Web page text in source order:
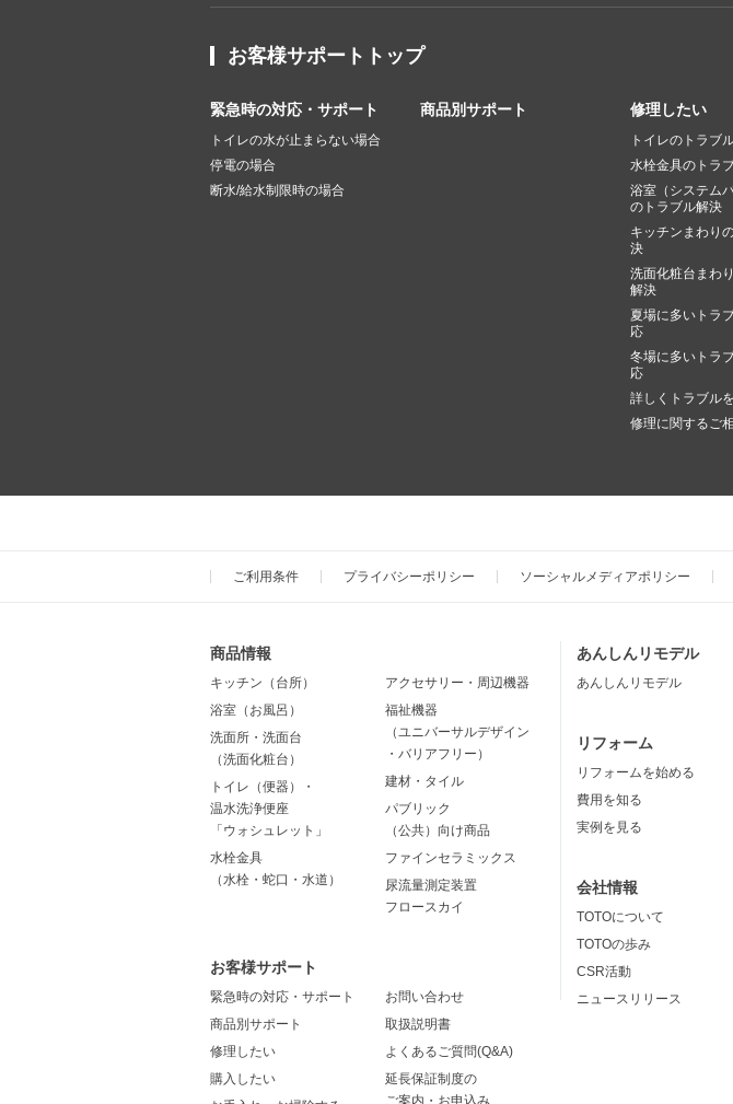
お客様サポートトップ
緊急時の対応・サポート
トイレの水が止まらない場合
停電の場合
断水/給水制限時の場合
商品別サポート 修理したい
トイレのトラブ
水栓金具のトラ
浴室（システム
のトラブル解決
キッチンまわり
決
洗面化粧台まわ
解決
夏場に多いトラ
応
冬場に多いトラ
応
詳しくトラブル
修理に関するご
ご利用条件 プライバシーポリシー ソーシャルメディアポリシー
商品情報
キッチン（台所）
浴室（お風呂）
洗面所・洗面台
（洗面化粧台）
トイレ（便器）・
温水洗浄便座
「ウォシュレット」
水栓金具
（水栓・蛇口・水道）
アクセサリー・周辺機器
福祉機器
（ユニバーサルデザイン
・バリアフリー）
建材・タイル
パブリック
（公共）向け商品
ファインセラミックス
尿流量測定装置
フロースカイ
お客様サポート
緊急時の対応・サポート
商品別サポート
修理したい
購入したい
お問い合わせ
取扱説明書
よくあるご質問(Q&A)
延長保証制度の
あんしんリモデル
あんしんリモデル
リフォーム
リフォームを始める
費用を知る
実例を見る
会社情報
TOTOについて
TOTOの歩み
CSR活動
ニュースリリース